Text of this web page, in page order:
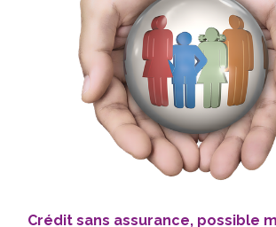
Crédit sans assurance, possible